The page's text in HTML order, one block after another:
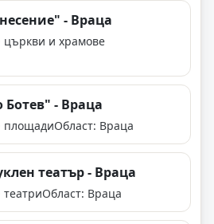
- Враца
църкви и храмове
- Враца
площадиОбласт: Враца
театър - Враца
театриОбласт: Враца